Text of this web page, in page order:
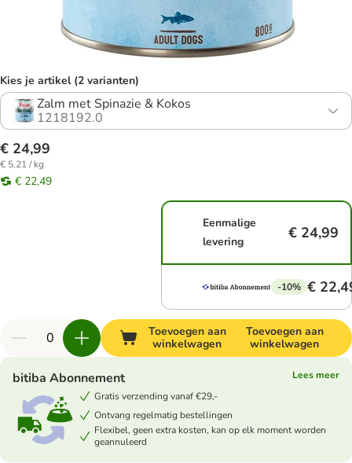
Kies je artikel (2 varianten)
Zalm met Spinazie & Kokos
1218192.0
€ 24,99
€ 5,21 / kg
€ 22,49
Eenmalige
levering
€ 24,99
-10% €
Toevoegen aan
winkelwagen
Toevoegen aan
winkelwagen
bitiba Abonnement
Lees meer
Gratis verzending vanaf €29,-
Ontvang regelmatig bestellingen
Flexibel, geen extra kosten, kan op elk moment worden
geannuleerd